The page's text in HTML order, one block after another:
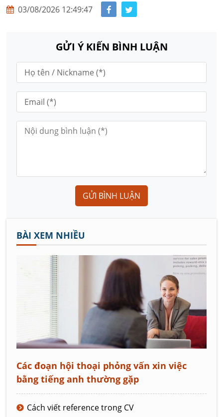
03/08/2026 12:49:47
GỬI Ý KIẾN BÌNH LUẬN
GỬI BÌNH LUẬN
BÀI XEM NHIỀU
Các đoạn hội thoại phỏng vấn xin việc
bằng tiếng anh thường gặp
Cách viết reference trong CV